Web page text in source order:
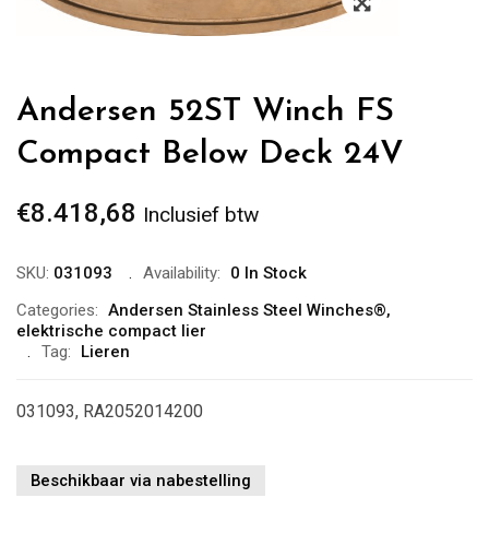
Andersen 52ST Winch FS
Compact Below Deck 24V
€8.418,68 Inclusief btw
SKU: 031093 Availability:
0 In Stock
Categories: Andersen Stainless Steel Winches®,
elektrische compact lier
Tag:
Lieren
031093, RA2052014200
Beschikbaar via nabestelling